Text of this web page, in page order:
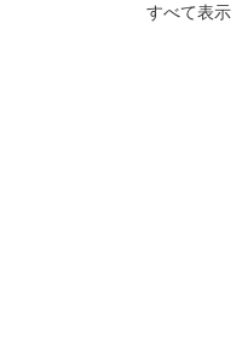
すべて表示